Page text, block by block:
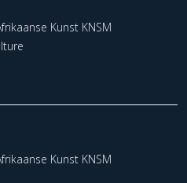
Kunst KNSM
Kunst KNSM